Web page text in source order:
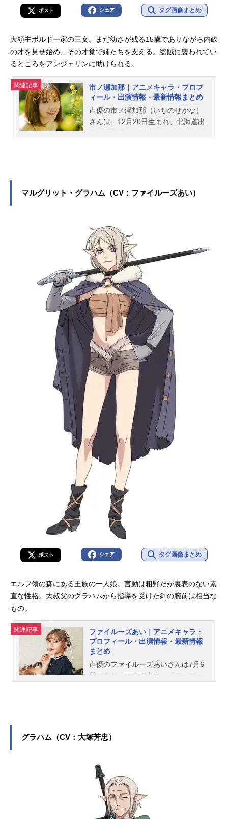
ポスト シェア タグ画像まとめ
大領主ボルドー家の三女。まだ幼さが残る15歳でありながら内政
の才を見せ始め、その才覚で姉たちを支える。盗賊に襲われてい
るところをアンジェリンに助けられる。
関連記事
市ノ瀬加那｜アニメキャラ・プロフ
ィール・出演情報・最新情報まとめ
声優の市ノ瀬加那（いちのせかな）
さんは、12月20日生まれ、北海道出
は、市ノ瀬加那さんのオススメ記事
をご紹介！
マルグリット・グラハム（CV：ファイルーズあい）
ポスト シェア タグ画像まとめ
エルフ領の森にある王族の一人娘。言動は粗野だが裏表のない素
直な性格。大叔父のグラハムから指導を受けた剣の腕前は相当な
もの。
関連記事
ファイルーズあい｜アニメキャラ・
プロフィール・出演情報・最新情報
まとめ
声優のファイルーズあいさんは7月6
日生まれ、東京都出身。『ジョジョ
キャラクターを多く演じています。
こちらでは、ファイルーズあいさん
グラハム（CV：大塚芳忠）